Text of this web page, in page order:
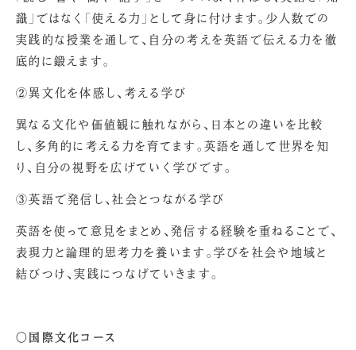
識」ではなく「使える力」として身に付けます。少人数での
実践的な授業を通して、自分の考えを英語で伝える力を徹
底的に鍛えます。
②異文化を体感し、考える学び
異なる文化や価値観に触れながら、日本との違いを比較
し、多角的に考える力を育てます。英語を通して世界を知
り、自分の視野を広げていく学びです。
③英語で発信し、社会とつながる学び
英語を使って意見をまとめ、発信する経験を重ねることで、
表現力と論理的思考力を養います。学びを社会や地域と
結びつけ、実践につなげていきます。
〇国際文化コース